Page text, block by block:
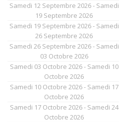
Samedi 12 Septembre 2026 - Samedi
19 Septembre 2026
Samedi 19 Septembre 2026 - Samedi
26 Septembre 2026
Samedi 26 Septembre 2026 - Samedi
03 Octobre 2026
Samedi 03 Octobre 2026 - Samedi 10
Octobre 2026
Samedi 10 Octobre 2026 - Samedi 17
Octobre 2026
Samedi 17 Octobre 2026 - Samedi 24
Octobre 2026